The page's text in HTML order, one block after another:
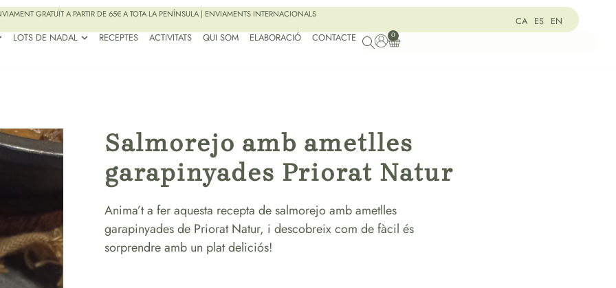
GRATUÏT A PARTIR DE 65€ A TOTA LA PENÍNSULA | ENVIAMENTS INTERNACIONALS
CA ES EN
LOTS DE NADAL
RECEPTES ACTIVITATS QUI SOM ELABORACIÓ CONTACTE 0
Salmorejo amb ametlles
garapinyades Priorat Natur
Anima’t a fer aquesta recepta de salmorejo amb ametlles
garapinyades de Priorat Natur, i descobreix com de fàcil és
sorprendre amb un plat deliciós!